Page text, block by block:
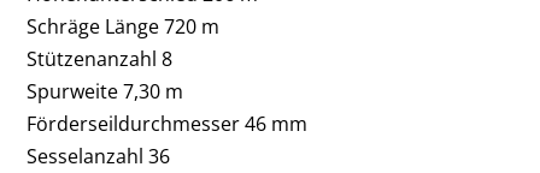
Schräge Länge 720 m
Stützenanzahl 8
Spurweite 7,30 m
Förderseildurchmesser 46 mm
Sesselanzahl 36